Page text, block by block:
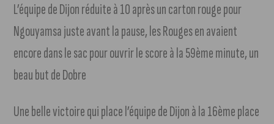
L’équipe de Dijon réduite à 10 après un carton rouge pour
Ngouyamsa juste avant la pause, les Rouges en avaient
encore dans le sac pour ouvrir le score à la 59ème minute, un
beau but de Dobre
Une belle victoire qui place l’équipe de Dijon à la 16ème place